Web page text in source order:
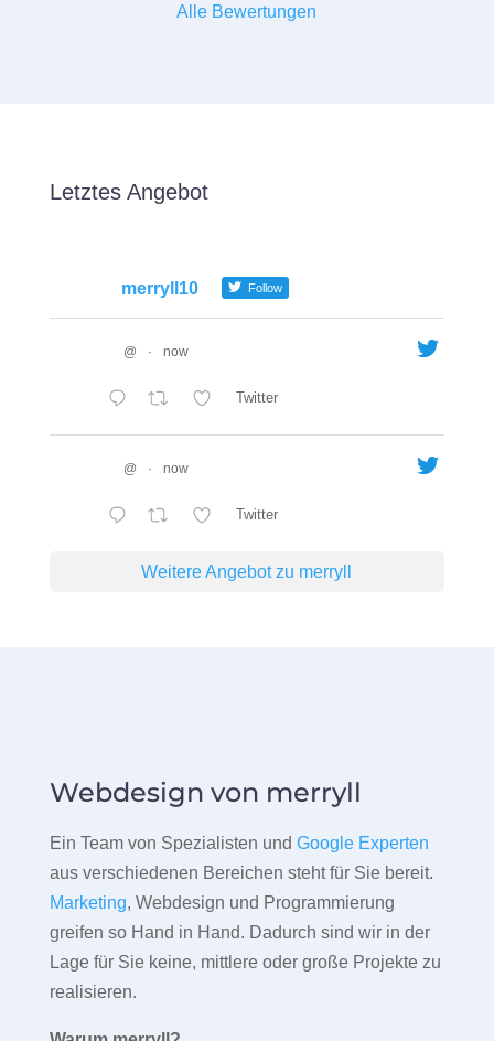
Alle Bewertungen
Letztes Angebot
merryll10 Follow
@ · now
Twitter
@ · now
Twitter
Weitere Angebot zu merryll
Webdesign von merryll
Ein Team von Spezialisten und Google Experten
aus verschiedenen Bereichen steht für Sie bereit.
Marketing, Webdesign und Programmierung
greifen so Hand in Hand. Dadurch sind wir in der
Lage für Sie keine, mittlere oder große Projekte zu
realisieren.